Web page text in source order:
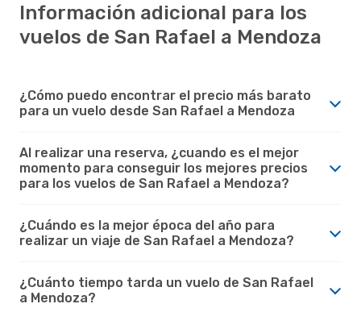
Información adicional para los
vuelos de San Rafael a Mendoza
¿Cómo puedo encontrar el precio más barato
para un vuelo desde San Rafael a Mendoza
Al realizar una reserva, ¿cuando es el mejor
momento para conseguir los mejores precios
para los vuelos de San Rafael a Mendoza?
¿Cuándo es la mejor época del año para
realizar un viaje de San Rafael a Mendoza?
¿Cuánto tiempo tarda un vuelo de San Rafael
a Mendoza?